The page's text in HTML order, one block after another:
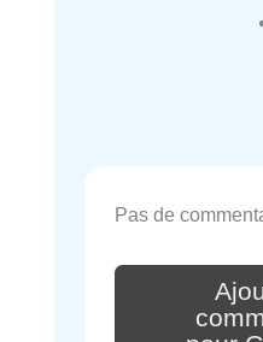
Pas de